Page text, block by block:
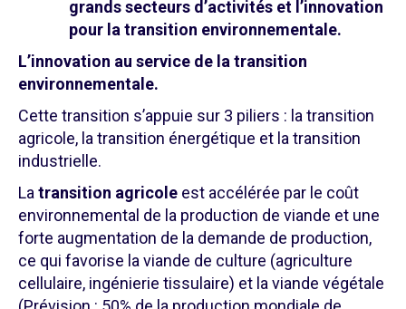
grands secteurs d’activités et l’innovation
pour la transition environnementale.
L’innovation au service de la transition
environnementale.
Cette transition s’appuie sur 3 piliers : la transition
agricole, la transition énergétique et la transition
industrielle.
La transition agricole est accélérée par le coût
environnemental de la production de viande et une
forte augmentation de la demande de production,
ce qui favorise la viande de culture (agriculture
cellulaire, ingénierie tissulaire) et la viande végétale